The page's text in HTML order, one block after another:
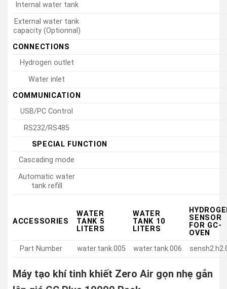
Internal water tank
External water tank
capacity (Optionnal)
CONNECTIONS
Hydrogen outlet
Water inlet
COMMUNICATION
USB/PC Control
RS232/RS485
SPECIAL FUNCTION
Cascading mode
Automatic water
tank refill
ACCESSORIES
WATER
TANK 5
LITERS
WATER
TANK 10
LITERS
SENSOR
FOR GC-
OVEN
Part Number
water.tank.005 water.tank.006
Máy tạo khí tinh khiết Zero Air gọn nhẹ gắn